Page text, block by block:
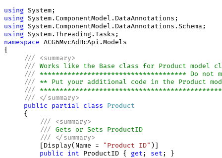
using
using
using
using
namespace ACG6MvcAdHcApi.Models
{
///
<summary>
///
Works like the Base class for Product model
///
************************************* Do not
///
** Put your additional code in the Product
///
///
</summary>
public
partial class
Product
{
///
<summary>
///
Gets or Sets ProductID
///
</summary>
[Display(Name =
"Product ID" )]
public
int ProductID { get ; set ; }